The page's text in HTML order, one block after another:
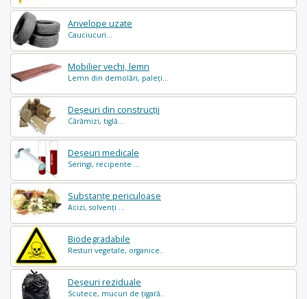
Anvelope uzate
Cauciucuri...
Mobilier vechi, lemn
Lemn din demolări, paleți...
Deșeuri din construcții
Cărămizi, tiglă...
Deșeuri medicale
Seringi, recipente ...
Substanțe periculoase
Acizi, solvenți ...
Biodegradabile
Resturi vegetale, organice..
Deșeuri reziduale
Scutece, mucuri de țigară..